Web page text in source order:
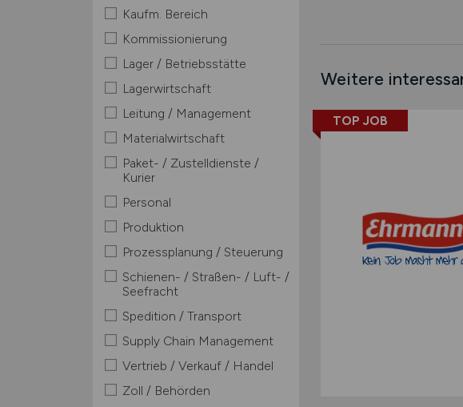
Kaufm. Bereich
Kommissionierung
Lager / Betriebsstätte
Lagerwirtschaft
Leitung / Management
Materialwirtschaft
Paket- / Zustelldienste /
Kurier
Personal
Produktion
Prozessplanung / Steuerung
Schienen- / Straßen- / Luft- /
Seefracht
Spedition / Transport
Supply Chain Management
Vertrieb / Verkauf / Handel
Zoll / Behörden
Weitere
TOP JOB